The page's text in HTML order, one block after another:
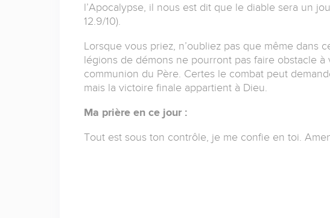
l’Apocalypse, il nous est dit que le diable sera un
12.9/10).
Lorsque vous priez, n’oubliez pas que même dans
légions de démons ne pourront pas faire obstacle
communion du Père. Certes le combat peut
mais la victoire finale appartient à Dieu.
Ma prière en ce jour :
Tout est sous ton contrôle, je me confie en toi.